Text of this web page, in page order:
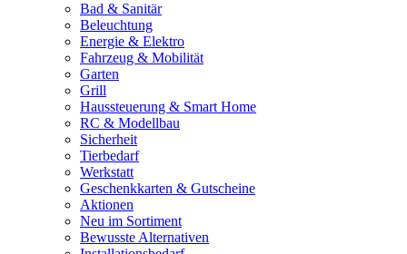
Bad & Sanitär
Beleuchtung
Energie & Elektro
Fahrzeug & Mobilität
Garten
Grill
Haussteuerung & Smart Home
RC & Modellbau
Sicherheit
Tierbedarf
Werkstatt
Geschenkkarten & Gutscheine
Aktionen
Neu im Sortiment
Bewusste Alternativen